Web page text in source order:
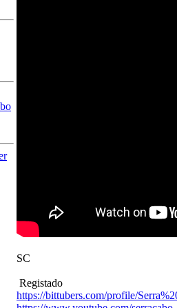
SC
Registado
https://bittubers.com/profile/